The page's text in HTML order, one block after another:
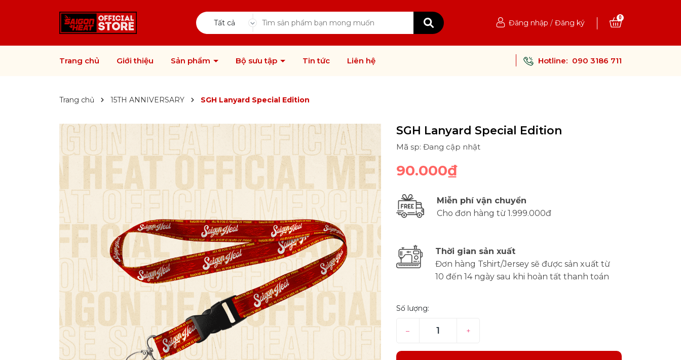
Tất cả Đăng nhập / Đăng ký
0
Trang chủ Giới thiệu Sản phẩm Bộ sưu tập Tin tức Liên hệ Hotline: 090 3186 711
Trang chủ 15TH ANNIVERSARY SGH Lanyard Special Edition
SGH Lanyard Special Edition
Mã sp: Đang cập nhật
90.000₫
Miễn phí vận chuyển
Cho đơn hàng từ 1.999.000đ
Thời gian sản xuất
Đơn hàng Tshirt/Jersey sẽ được sản xuất từ
10 đến 14 ngày sau khi hoàn tất thanh toán
Số lượng:
– +